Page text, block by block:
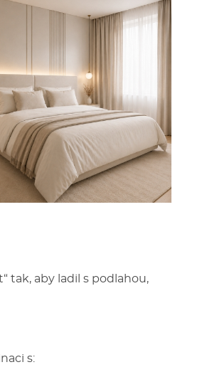
tak, aby ladil s podlahou,
s: